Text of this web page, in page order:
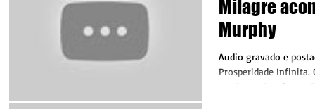
Milagre
Murphy
Audio gravado e
Prosperidade Infinita.
mediante doações.